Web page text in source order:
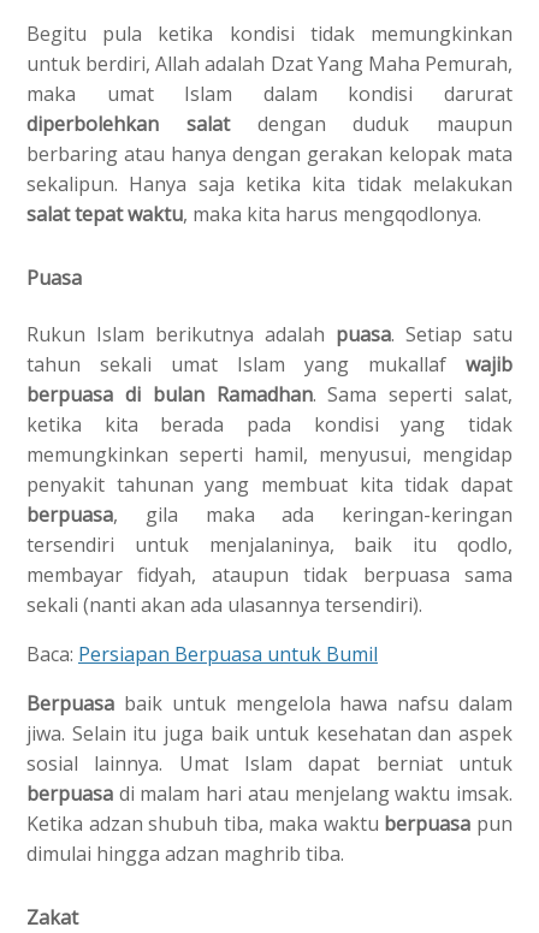
Begitu pula ketika kondisi tidak memungkinkan
untuk berdiri, Allah adalah Dzat Yang Maha Pemurah,
maka umat Islam dalam kondisi darurat
diperbolehkan salatdengan duduk maupun
berbaring atau hanya dengan gerakan kelopak mata
sekalipun. Hanya saja ketika kita tidak melakukan
salat tepat waktu, maka kita harus mengqodlonya.
Puasa
Rukun Islam berikutnya adalah puasa. Setiap satu
tahun sekali umat Islam yang mukallaf wajib
berpuasa di bulan Ramadhan. Sama seperti salat,
ketika kita berada pada kondisi yang tidak
memungkinkan seperti hamil, menyusui, mengidap
penyakit tahunan yang membuat kita tidak dapat
berpuasa, gila maka ada keringan-keringan
tersendiri untuk menjalaninya, baik itu qodlo,
membayar fidyah, ataupun tidak berpuasa sama
sekali (nanti akan ada ulasannya tersendiri).
Baca: Persiapan Berpuasa untuk Bumil
Berpuasa baik untuk mengelola hawa nafsu dalam
jiwa. Selain itu juga baik untuk kesehatan dan aspek
sosial lainnya. Umat Islam dapat berniat untuk
berpuasa di malam hari atau menjelang waktu imsak.
Ketika adzan shubuh tiba, maka waktu berpuasa pun
dimulai hingga adzan maghrib tiba.
Zakat